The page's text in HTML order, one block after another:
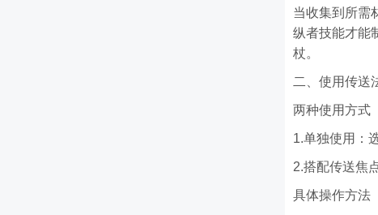
当收集到所需
纵者技能才能
杖。
二、使用传送
两种使用方式
1.单独使用：
2.搭配传送焦
具体操作方法